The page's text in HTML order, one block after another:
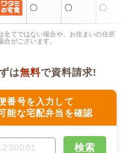
◯ ◯ ◯
全てではない場合や、お住まいの住所
合がございます。
番号を入力して
能な宅配弁当を確認
は無料で資料請求!
検索